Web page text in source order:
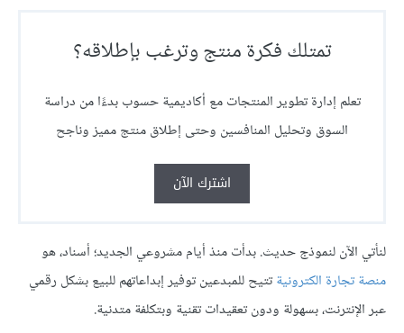
تمتلك فكرة منتج وترغب بإطلاقه؟
تعلم إدارة تطوير المنتجات مع أكاديمية حسوب بدءًا من دراسة
السوق وتحليل المنافسين وحتى إطلاق منتج مميز وناجح
اشترك الآن
لنأتي الآن لنموذج حديث. بدأت منذ أيام مشروعي الجديد؛ أسناد، هو
منصة تجارة الكترونيةتتيح للمبدعين توفير إبداعاتهم للبيع بشكل رقمي
عبر الإنترنت، بسهولة ودون تعقيدات تقنية وبتكلفة متدنية.